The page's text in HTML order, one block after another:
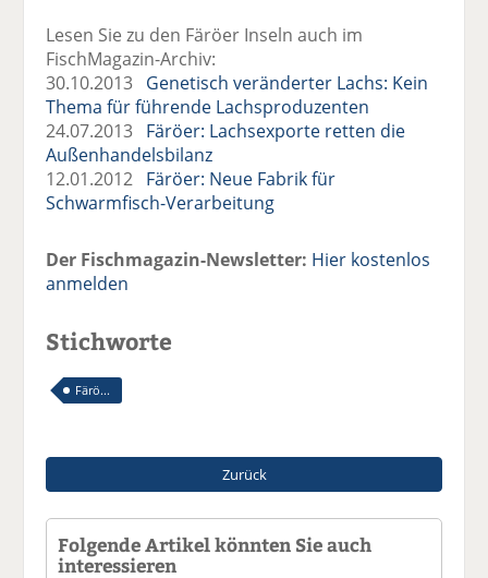
Lesen Sie zu den Färöer Inseln auch im
FischMagazin-Archiv:
30.10.2013 Genetisch veränderter Lachs: Kein
Thema für führende Lachsproduzenten
24.07.2013 Färöer: Lachsexporte retten die
Außenhandelsbilanz
12.01.2012 Färöer: Neue Fabrik für
Schwarmfisch-Verarbeitung
Der Fischmagazin-Newsletter: Hier kostenlos
anmelden
Stichworte
Färö...
Zurück
Folgende Artikel könnten Sie auch
interessieren